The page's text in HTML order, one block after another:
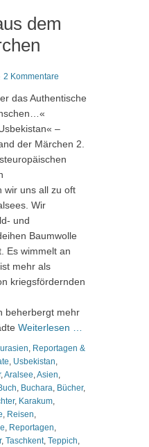
dem
2 Kommentare
das Authentische
–
der Märchen 2.
wir uns all zu oft
Wir
und
Baumwolle
Es wimmelt an
mehr als
kriegsfördernden
beherbergt mehr
Weiterlesen …
, Reportagen &
, Usbekistan,
,Aralsee,Asien,
, Buchara, Bücher,
, Karakum,
, Reisen,
, Reportagen,
, Taschkent, Teppich,